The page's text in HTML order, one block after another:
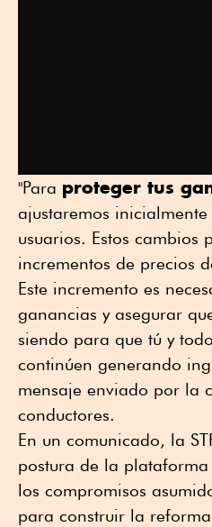
"Para proteger tus
ajustaremos
usuarios. Estos cambios
incrementos de precios
Este incremento es
ganancias y asegurar
siendo para que tú y
continúen generando
mensaje enviado por la
conductores.
En un comunicado, la
postura de la
los compromisos
para construir la